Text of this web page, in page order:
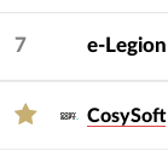
7 e-Legion
CosySoft